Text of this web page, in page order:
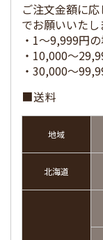
ご注文金額に
でお願いいたし
・1～9,999円
・10,000～
・30,000～
■送料
地域
北海道